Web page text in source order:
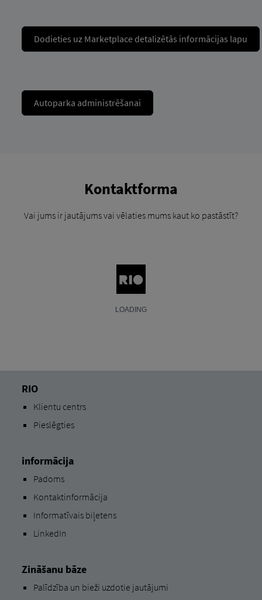
Dodieties uz Marketplace detalizētās informācijas lapu
Autoparka administrēšanai
Kontaktforma
Vai jums ir jautājums vai vēlaties mums kaut ko pastāstīt?
RIO
Klientu centrs
Pieslēgties
informācija
Padoms
Kontaktinformācija
Informatīvais biļetens
LinkedIn
Zināšanu bāze
Palīdzība un bieži uzdotie jautājumi